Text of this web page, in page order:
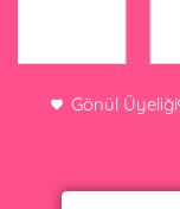
Gönül Üyeliği